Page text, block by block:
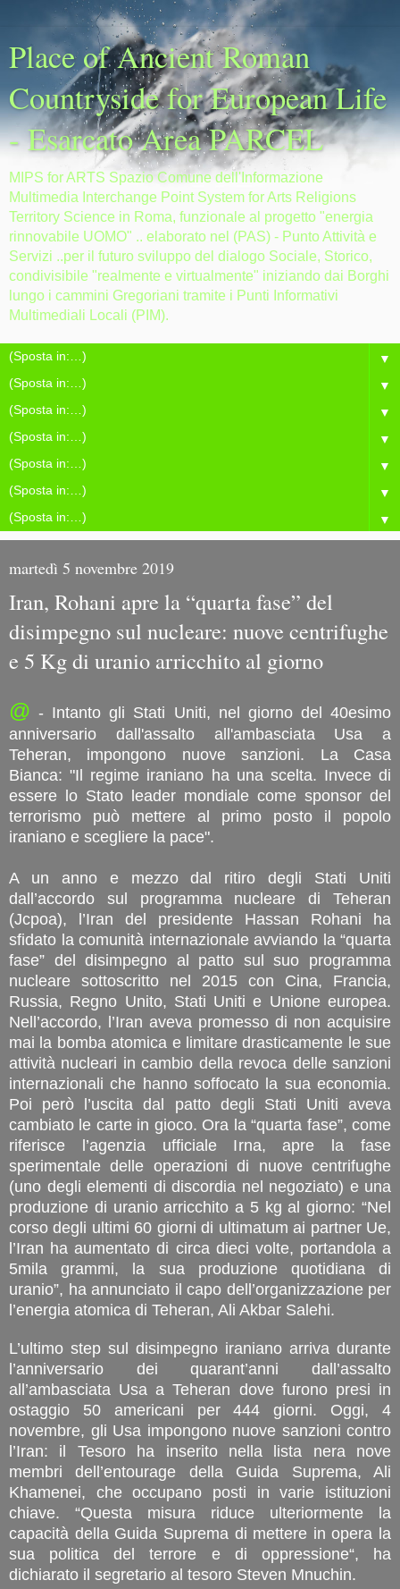
Place of Ancient Roman
Countryside for European Life
- Esarcato Area PARCEL
MIPS for ARTS Spazio Comune dell'Informazione
Multimedia Interchange Point System for Arts Religions
Territory Science in Roma, funzionale al progetto "energia
rinnovabile UOMO" .. elaborato nel (PAS) - Punto Attività e
Servizi ..per il futuro sviluppo del dialogo Sociale, Storico,
condivisibile "realmente e virtualmente" iniziando dai Borghi
lungo i cammini Gregoriani tramite i Punti Informativi
Multimediali Locali (PIM).
▼
▼
▼
▼
▼
▼
▼
martedì 5 novembre 2019
Iran, Rohani apre la “quarta fase” del
disimpegno sul nucleare: nuove centrifughe
e 5 Kg di uranio arricchito al giorno
@ - Intanto gli Stati Uniti, nel giorno del 40esimo
anniversario dall'assalto all'ambasciata Usa a
Teheran, impongono nuove sanzioni. La Casa
Bianca: "Il regime iraniano ha una scelta. Invece di
essere lo Stato leader mondiale come sponsor del
terrorismo può mettere al primo posto il popolo
iraniano e scegliere la pace".
A un anno e mezzo dal ritiro degli Stati Uniti
dall’accordo sul programma nucleare di Teheran
(Jcpoa), l’Iran del presidente Hassan Rohani ha
sfidato la comunità internazionale avviando la “quarta
fase” del disimpegno al patto sul suo programma
nucleare sottoscritto nel 2015 con Cina, Francia,
Russia, Regno Unito, Stati Uniti e Unione europea.
Nell’accordo, l’Iran aveva promesso di non acquisire
mai la bomba atomica e limitare drasticamente le sue
attività nucleari in cambio della revoca delle sanzioni
internazionali che hanno soffocato la sua economia.
Poi però l’uscita dal patto degli Stati Uniti aveva
cambiato le carte in gioco. Ora la “quarta fase”, come
riferisce l’agenzia ufficiale Irna, apre la fase
sperimentale delle operazioni di nuove centrifughe
(uno degli elementi di discordia nel negoziato) e una
produzione di uranio arricchito a 5 kg al giorno: “Nel
corso degli ultimi 60 giorni di ultimatum ai partner Ue,
l’Iran ha aumentato di circa dieci volte, portandola a
5mila grammi, la sua produzione quotidiana di
uranio”, ha annunciato il capo dell’organizzazione per
l’energia atomica di Teheran, Ali Akbar Salehi.
L’ultimo step sul disimpegno iraniano arriva durante
l’anniversario dei quarant’anni dall’assalto
all’ambasciata Usa a Teheran dove furono presi in
ostaggio 50 americani per 444 giorni. Oggi, 4
novembre, gli Usa impongono nuove sanzioni contro
l’Iran: il Tesoro ha inserito nella lista nera nove
membri dell’entourage della Guida Suprema, Ali
Khamenei, che occupano posti in varie istituzioni
chiave. “Questa misura riduce ulteriormente la
capacità della Guida Suprema di mettere in opera la
sua politica del terrore e di oppressione“, ha
dichiarato il segretario al tesoro Steven Mnuchin.